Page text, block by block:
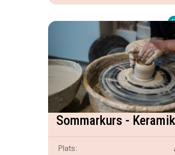
Sommarkurs -
Plats: